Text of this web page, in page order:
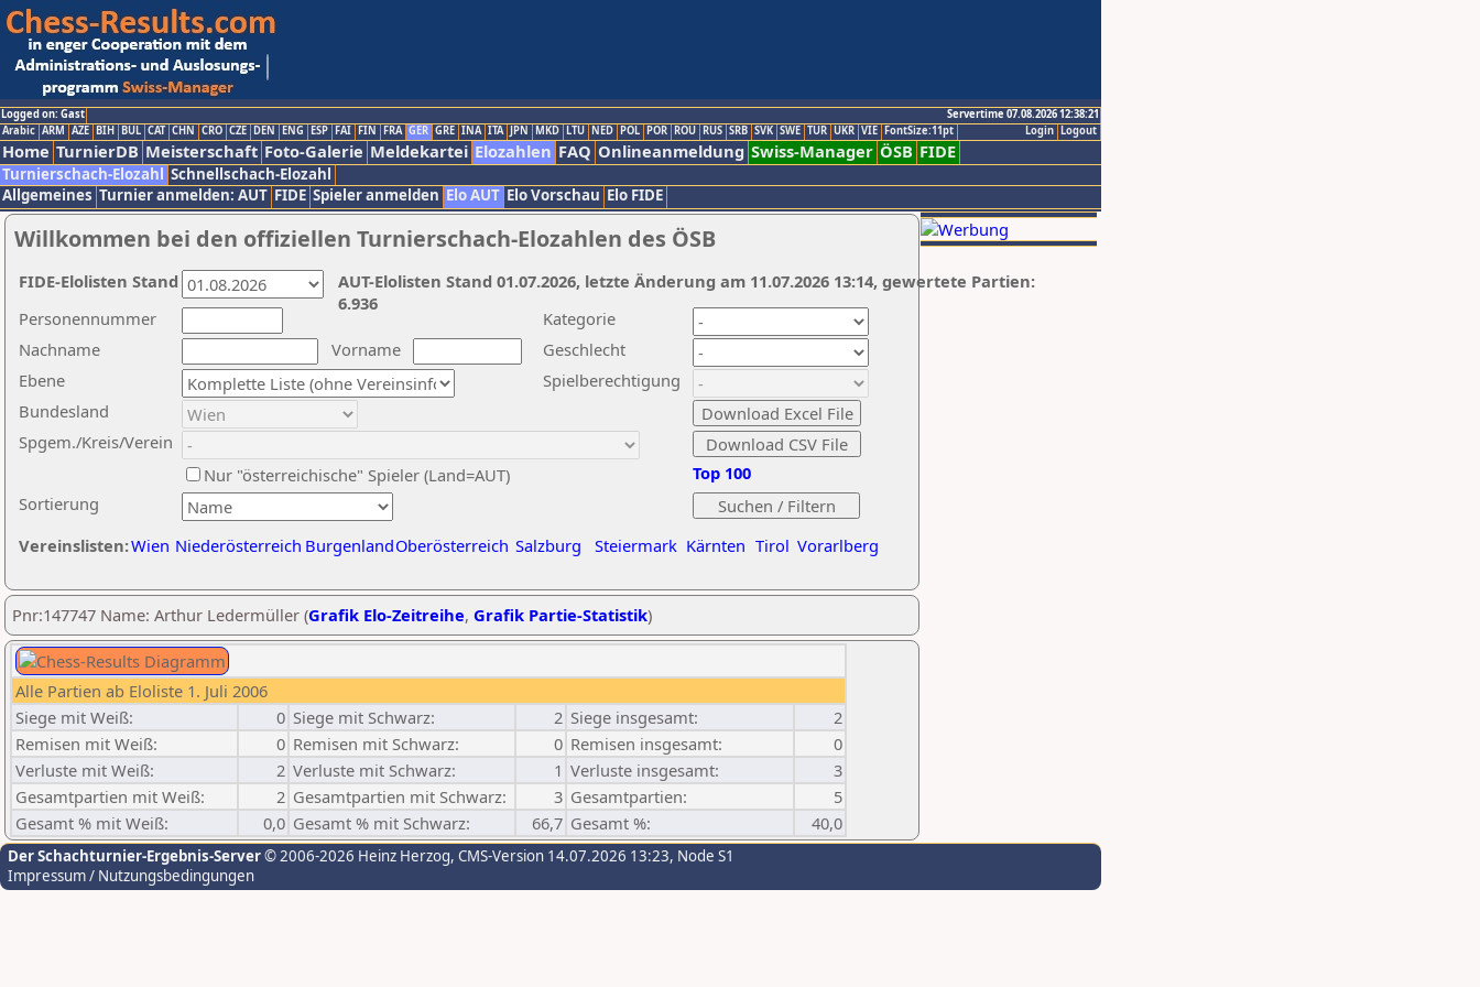
Logged on: Gast
Servertime 07.08.2026 12:38:21
Logout
Login
Arabic ARM AZE BIH BUL CAT CHN CRO CZE DEN ENG ESP FAI FIN FRA GER GRE INA ITA JPN MKD LTU NED POL POR ROU RUS SRB SVK SWE TUR UKR VIE FontSize:11pt
Home TurnierDB Meisterschaft Foto-Galerie Meldekartei Elozahlen FAQ Onlineanmeldung Swiss-Manager ÖSB FIDE
Turnierschach-Elozahl Schnellschach-Elozahl
Allgemeines Turnier anmelden: AUT FIDE Spieler anmelden Elo AUT Elo Vorschau Elo FIDE
Willkommen bei den offiziellen Turnierschach-Elozahlen des ÖSB
Nachname
Vorname
Ebene
Kategorie
Sortierung
Personennummer
Bundesland
Spgem./Kreis/Verein
Geschlecht
Nur "österreichische" Spieler (Land=AUT)
Spielberechtigung
Vereinslisten:Wien Niederösterreich BurgenlandOberösterreich Salzburg Steiermark Kärnten Tirol Vorarlberg
Top 100
AUT-Elolisten Stand 01.07.2026, letzte Änderung am 11.07.2026 13:14, gewertete Partien:
6.936
FIDE-Elolisten Stand
Pnr:147747 Name: Arthur Ledermüller (Grafik Elo-Zeitreihe, Grafik Partie-Statistik)
Alle Partien ab Eloliste 1. Juli 2006
Siege mit Weiß:
0 Siege mit Schwarz: 2 Siege insgesamt:
2
Remisen mit Weiß:
0 Remisen mit Schwarz: 0 Remisen insgesamt:
0
Verluste mit Weiß:
2 Verluste mit Schwarz: 1 Verluste insgesamt:
3
Gesamtpartien mit Weiß:
2 Gesamtpartien mit Schwarz: 3 Gesamtpartien:
5
Gesamt % mit Weiß:
0,0 Gesamt % mit Schwarz: 66,7 Gesamt %: 40,0
Der Schachturnier-Ergebnis-Server© 2006-2026 Heinz Herzog, CMS-Version 14.07.2026 13:23, Node S1
Impressum / Nutzungsbedingungen